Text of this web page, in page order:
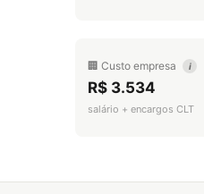
🏢 Custo empresa i
R$ 3.534
salário + encargos CLT